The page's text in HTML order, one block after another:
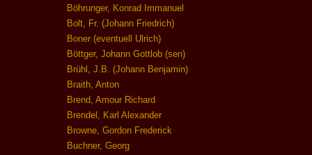
Böhrunger, Konrad Immanuel
Bolt, Fr. (Johann Friedrich)
Boner (eventuell Ulrich)
Böttger, Johann Gottlob (sen)
Brühl, J.B. (Johann Benjamin)
Braith, Anton
Brend, Amour Richard
Brendel, Karl Alexander
Browne, Gordon Frederick
Buchner, Georg